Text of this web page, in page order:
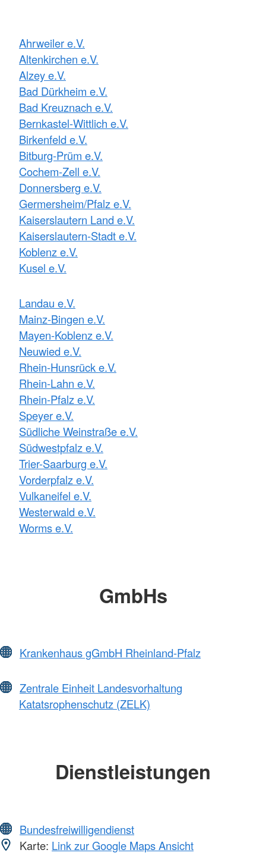
Ahrweiler e.V.
Altenkirchen e.V.
Alzey e.V.
Bad Dürkheim e.V.
Bad Kreuznach e.V.
Bernkastel-Wittlich e.V.
Birkenfeld e.V.
Bitburg-Prüm e.V.
Cochem-Zell e.V.
Donnersberg e.V.
Germersheim/Pfalz e.V.
Kaiserslautern Land e.V.
Kaiserslautern-Stadt e.V.
Koblenz e.V.
Kusel e.V.
Landau e.V.
Mainz-Bingen e.V.
Mayen-Koblenz e.V.
Neuwied e.V.
Rhein-Hunsrück e.V.
Rhein-Lahn e.V.
Rhein-Pfalz e.V.
Speyer e.V.
Südliche Weinstraße e.V.
Südwestpfalz e.V.
Trier-Saarburg e.V.
Vorderpfalz e.V.
Vulkaneifel e.V.
Westerwald e.V.
Worms e.V.
GmbHs
Krankenhaus gGmbH Rheinland-Pfalz
Zentrale Einheit Landesvorhaltung
Katatsrophenschutz (ZELK)
Dienstleistungen
Bundesfreiwilligendienst
Karte: Link zur Google Maps Ansicht